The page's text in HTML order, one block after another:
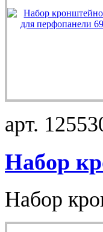
арт.
Набор
Набор